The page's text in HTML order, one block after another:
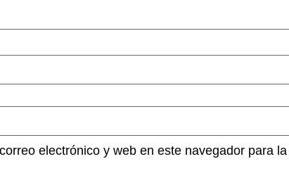
electrónico y web en este navegador para